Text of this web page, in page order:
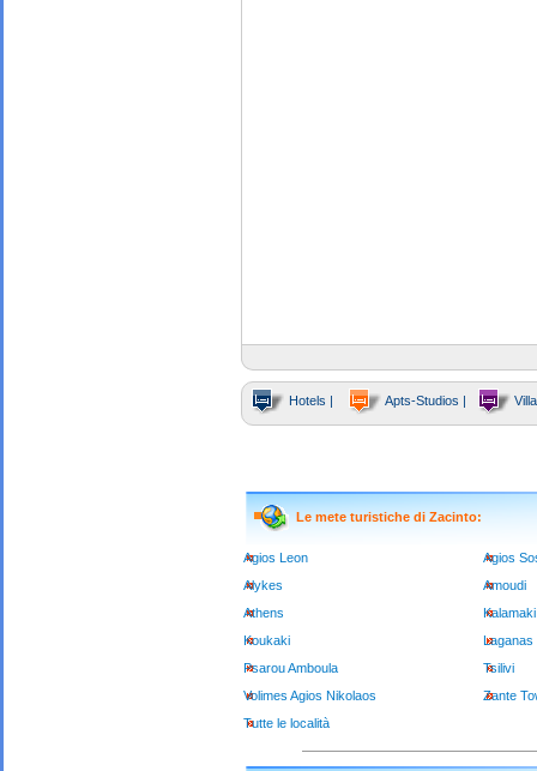
Hotels | Apts-Studios |
Le mete turistiche di Zacinto:
Agios Leon
Agios
Alykes
Amoudi
Athens
Kalamaki
Koukaki
Laganas
Psarou Amboula
Tsilivi
Volimes Agios Nikolaos
Zante
Tutte le località